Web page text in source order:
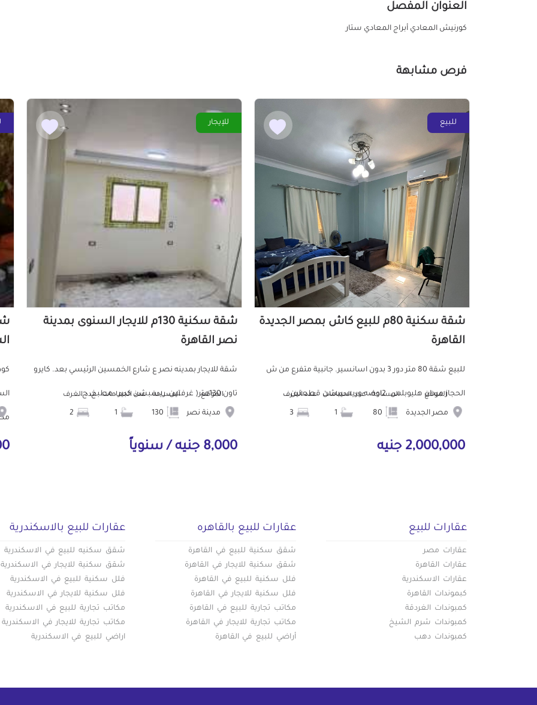
العنوان المفصل
كورنيش المعادي أبراج المعادي ستار
فرص مشابهة
للبيع
شقة سكنية 80م للبيع كاش بمصر الجديدة
القاهرة
للبيع شقة 80 متر دور 3 بدون اسانسير. جانبية متفرع من ش
الحجاز ميدان هليوبلس. 2اوضه وريسيبشن قطعتين...
الموقع
مصر الجديدة
المساحة عدد الحمامات عدد الغرف
2,000,000 جنيه
للإيجار
شقة سكنية 130م للايجار السنوى بمدينة
نصر القاهرة
شقة للايجار بمدينه نصر ع شارع الخمسين الرئيسي بعد. كايرو
تاون 130متر( غرفتين، ريسبشن كبير ، مطبخ، ح...الموقع
مدينة نصر
المساحة عدد الحمامات عدد الغرف
8,000 جنيه / سنوياً
عقارات للبيع
عقارات مصر
عقارات القاهرة
عقارات الاسكندرية
كبموندات القاهرة
كمبوندات الغردقة
كمبوندات شرم الشيخ
كمبوندات دهب
عقارات للبيع بالقاهره
شقق سكنية للبيع في القاهرة
شقق سكنية للايجار في القاهرة
فلل سكنية للبيع في القاهرة
فلل سكنية للايجار في القاهرة
مكاتب تجارية للبيع في القاهرة
مكاتب تجارية للايجار في القاهرة
أراضي للبيع في القاهرة
عقارات للبيع بالاسكندرية
شقق سكنيه للبيع في الاسكندرية
شقق سكنية للايجار في الاسكندرية
فلل سكنية للبيع في الاسكندرية
فلل سكنية للايجار في الاسكندرية
مكاتب تجارية للبيع في الاسكندرية
مكاتب تجارية للايجار في الاسكندرية
اراضي للبيع في الاسكندرية